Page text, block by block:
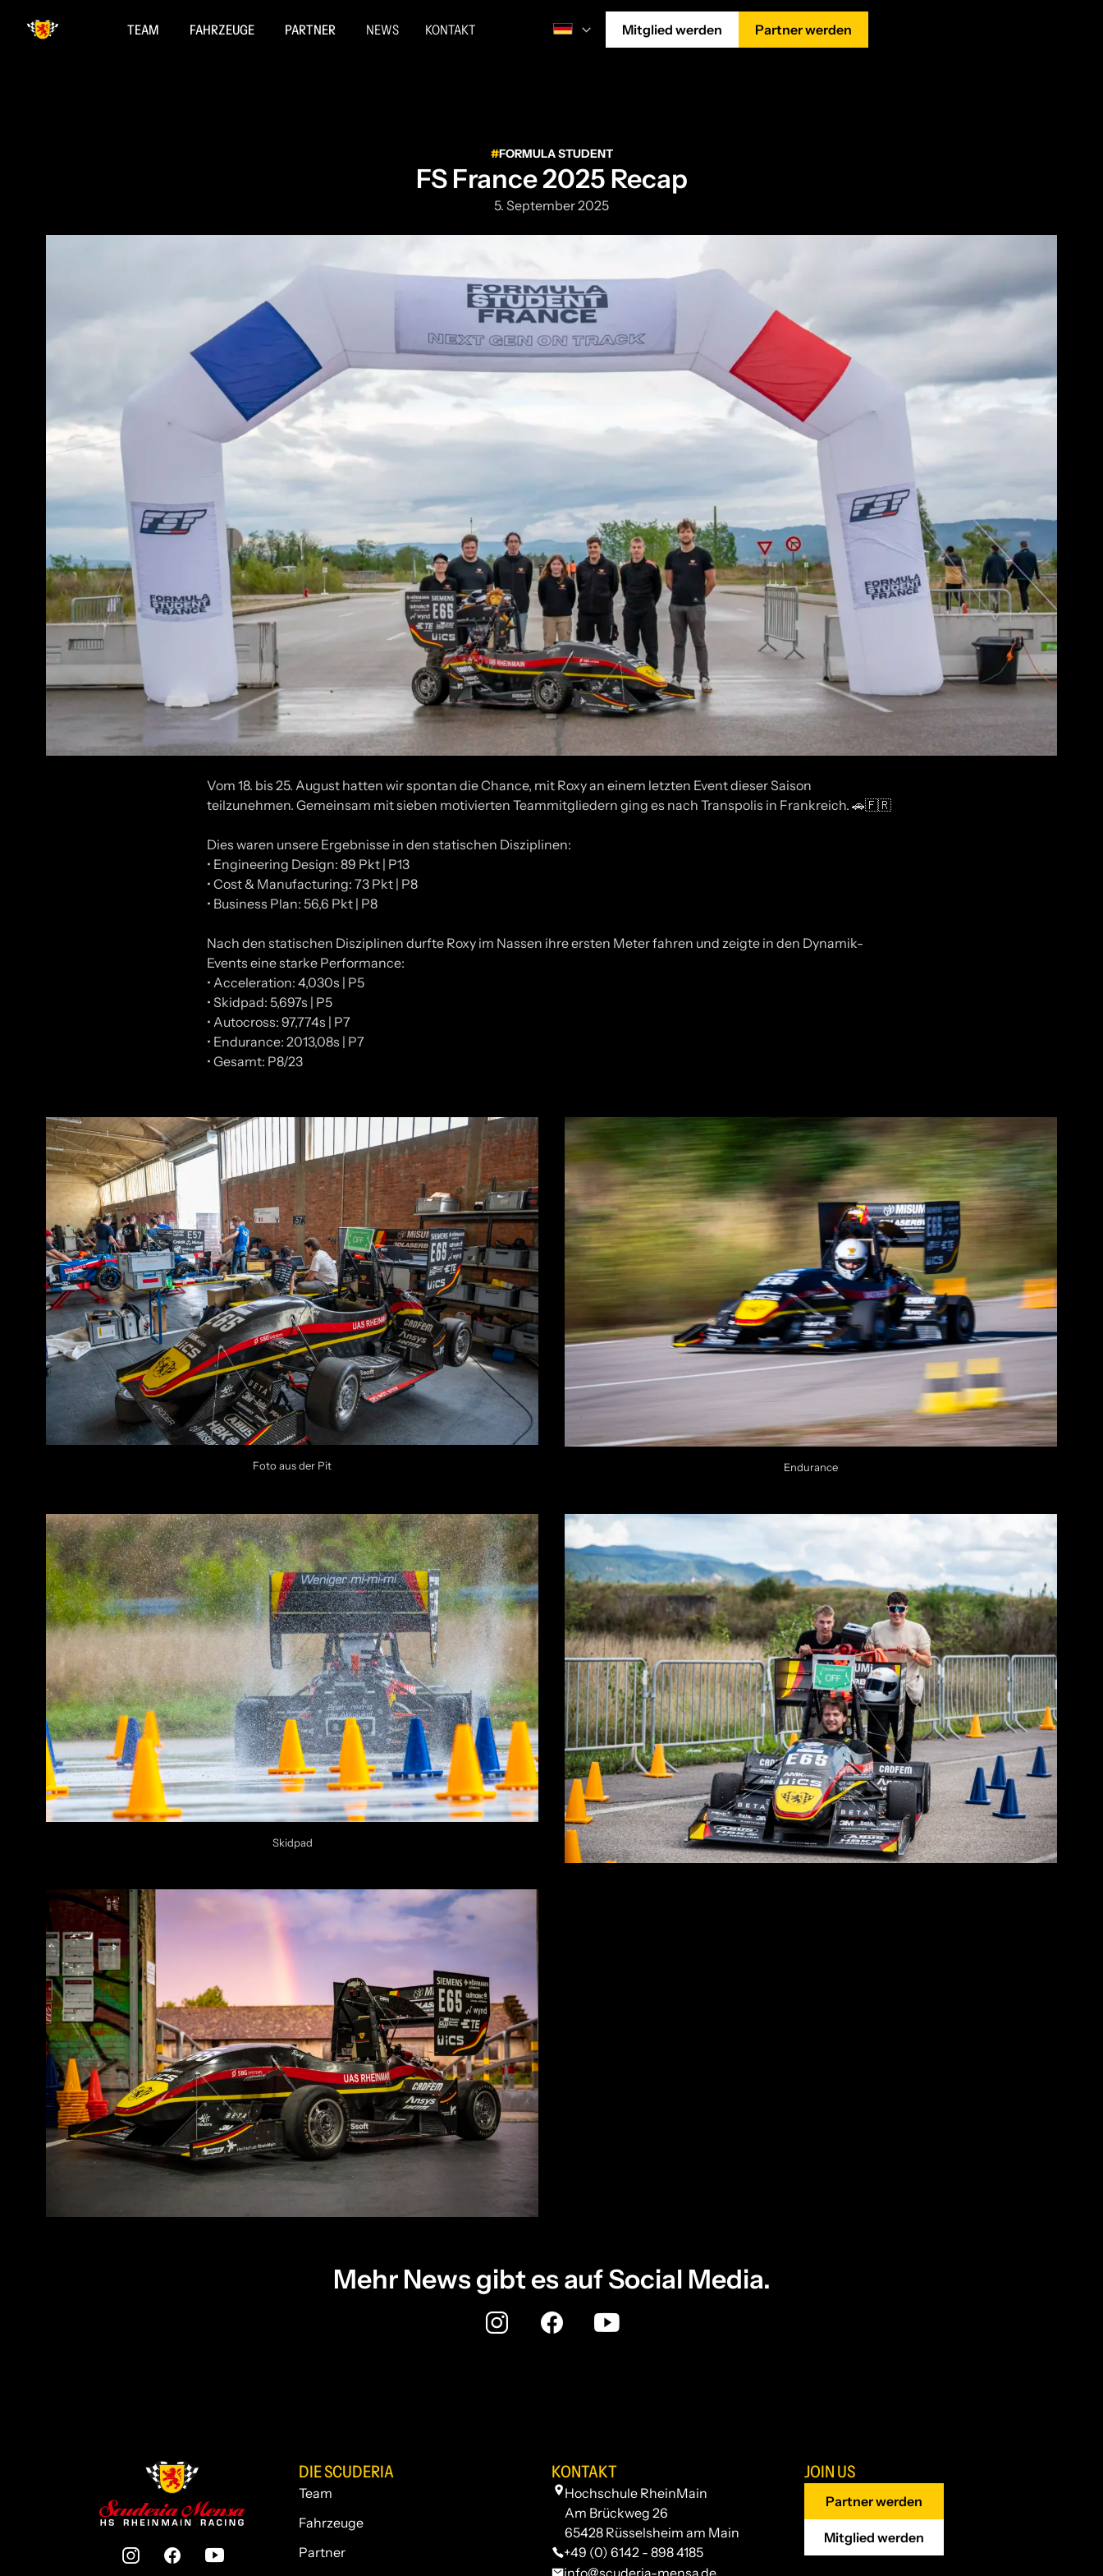
TEAM FAHRZEUGE PARTNER NEWS KONTAKT Mitglied werden Partner werden
FORMULA STUDENT
FS France 2025 Recap
5. September 2025
Vom 18. bis 25. August hatten wir spontan die Chance, mit Roxy an einem letzten Event dieser Saison
teilzunehmen. Gemeinsam mit sieben motivierten Teammitgliedern ging es nach Transpolis in Frankreich. 🚗🇫🇷
Dies waren unsere Ergebnisse in den statischen Disziplinen:
• Engineering Design: 89 Pkt | P13
• Cost & Manufacturing: 73 Pkt | P8
• Business Plan: 56,6 Pkt | P8
Nach den statischen Disziplinen durfte Roxy im Nassen ihre ersten Meter fahren und zeigte in den Dynamik-
Events eine starke Performance:
• Acceleration: 4,030s | P5
• Skidpad: 5,697s | P5
• Autocross: 97,774s | P7
• Endurance: 2013,08s | P7
• Gesamt: P8/23
Foto aus der Pit Endurance
Skidpad
Mehr News gibt es auf Social Media.
DIE SCUDERIA
Team
Fahrzeuge
Partner
KONTAKT
Hochschule RheinMain
Am Brückweg 26
65428 Rüsselsheim am Main
+49 (0) 6142 - 898 4185
info@scuderia-mensa.de
JOIN US
Partner werden
Mitglied werden